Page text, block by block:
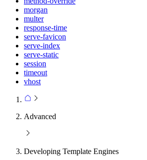
morgan
multer
response-time
serve-favicon
serve-index
serve-static
session
timeout
vhost
Advanced
Developing Template Engines